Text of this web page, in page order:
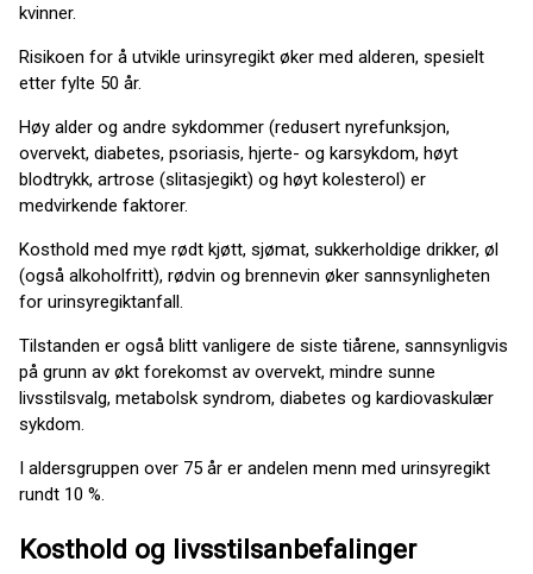
kvinner.
Risikoen for å utvikle urinsyregikt øker med alderen, spesielt
etter fylte 50 år.
Høy alder og andre sykdommer (redusert nyrefunksjon,
overvekt, diabetes, psoriasis, hjerte- og karsykdom, høyt
blodtrykk, artrose (slitasjegikt) og høyt kolesterol) er
medvirkende faktorer.
Kosthold med mye rødt kjøtt, sjømat, sukkerholdige drikker, øl
(også alkoholfritt), rødvin og brennevin øker sannsynligheten
for urinsyregiktanfall.
Tilstanden er også blitt vanligere de siste tiårene, sannsynligvis
på grunn av økt forekomst av overvekt, mindre sunne
livsstilsvalg, metabolsk syndrom, diabetes og kardiovaskulær
sykdom.
I aldersgruppen over 75 år er andelen menn med urinsyregikt
rundt 10 %​​.
Kosthold og livsstilsanbefalinger